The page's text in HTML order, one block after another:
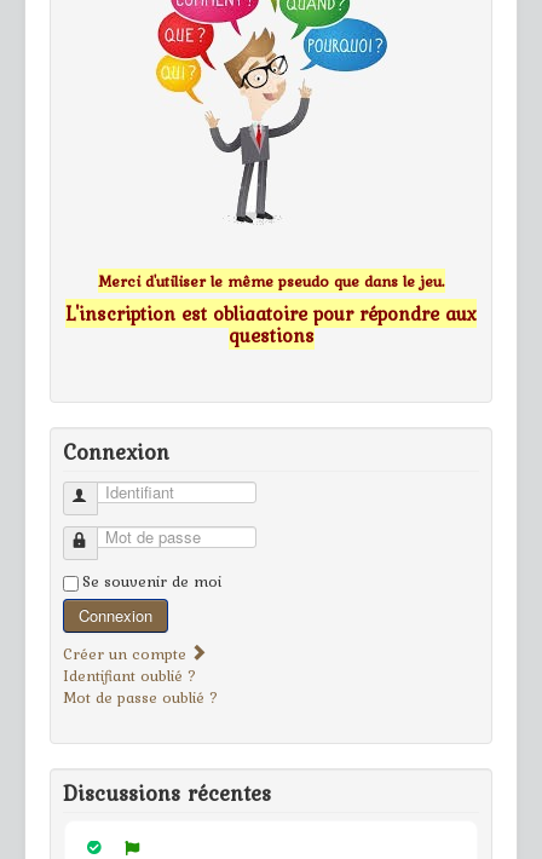
Merci d'utiliser le même pseudo que dans le jeu.
L'inscription est obligatoire pour répondre aux
questions
Connexion
Identifiant
Mot de passe
Se souvenir de moi
Connexion
Créer un compte
Identifiant oublié ?
Mot de passe oublié ?
Discussions récentes